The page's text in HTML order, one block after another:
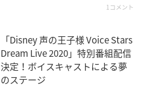
1コメント
「Disney 声の王子様 Voice Stars
Dream Live 2020」特別番組配信
決定！ボイスキャストによる夢
のステージ